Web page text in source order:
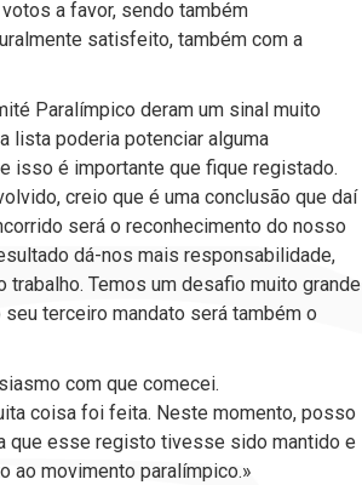
a favor, sendo também
satisfeito, também com a
Paralímpico deram um sinal muito
lista poderia potenciar alguma
isso é importante que fique registado.
creio que é uma conclusão que daí
será o reconhecimento do nosso
dá-nos mais responsabilidade,
Temos um desafio muito grande
terceiro mandato será também o
com que comecei.
coisa foi feita. Neste momento, posso
que esse registo tivesse sido mantido e
ao movimento paralímpico.»